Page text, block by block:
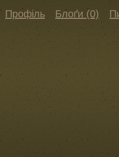
Профіль Блоґи (0)